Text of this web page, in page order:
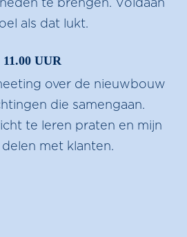
te brengen. Voldaan
als dat lukt.
11.00 UUR
over de nieuwbouw
die samengaan.
te leren praten en mijn
delen met klanten.